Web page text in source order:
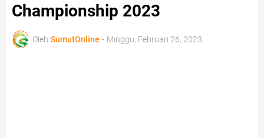
Championship 2023
Oleh SumutOnline - Minggu, Februari 26, 2023